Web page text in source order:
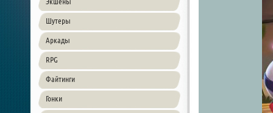
Шутеры
Аркады
RPG
Файтинги
Гонки